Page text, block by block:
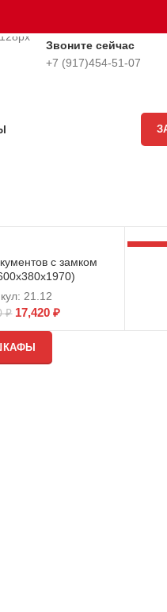
Звоните сейчас
+7 (917)454-51-07
с замком
21.12
₽ 17,420₽